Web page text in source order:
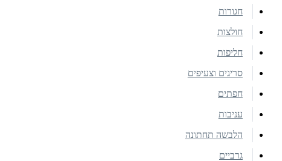
חגורות
חולצות
חליפות
סריגים וצעיפים
חפתים
עניבות
הלבשה תחתונה
גרביים